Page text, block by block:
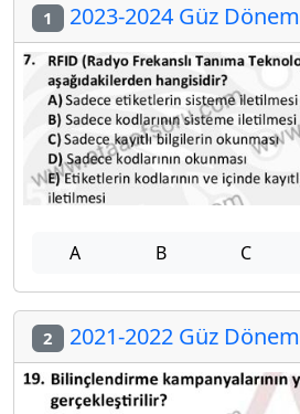
1 2023-2024 Güz Dönemi
A B C
2 2021-2022 Güz Dönemi